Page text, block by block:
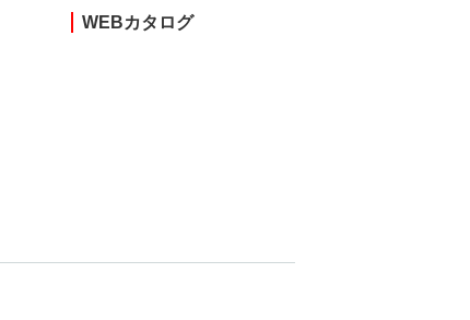
WEBカタログ